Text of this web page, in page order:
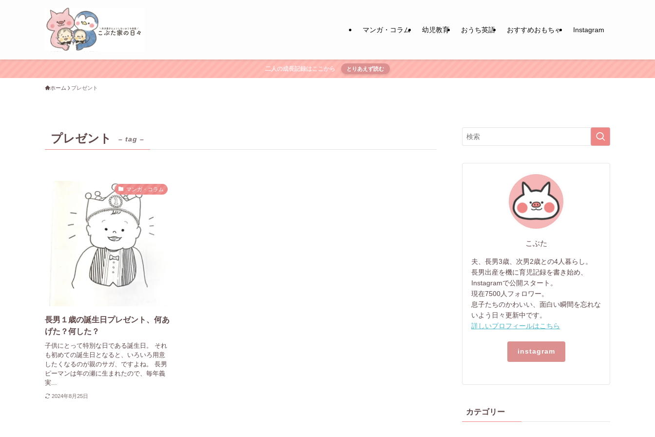
マンガ・コラム 幼児教育 おうち英語 おすすめおもちゃ Instagram
二人の成長記録はここから とりあえず読む
ホーム プレゼント
プレゼント – tag –
マンガ・コラム
長男１歳の誕生日プレゼント、何あ
げた？何した？
子供にとって特別な日である誕生日。 それ
も初めての誕生日となると、いろいろ用意
したくなるのが親のサガ、ですよね。 長男
ピーマンは年の瀬に生まれたので、毎年義
実...
2024年8月25日
こぶた
夫、長男3歳、次男2歳との4人暮らし。
長男出産を機に育児記録を書き始め、
Instagramで公開スタート。
現在7500人フォロワー。
息子たちのかわいい、面白い瞬間を忘れな
いよう日々更新中です。
詳しいプロフィールはこちら
instagram
カテゴリー